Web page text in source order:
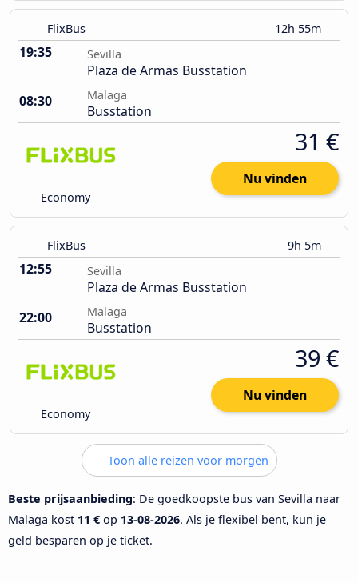
FlixBus 12h 55m
19:35 Sevilla
Plaza de Armas Busstation
08:30
Malaga
Busstation
Economy
31 €
Nu vinden
FlixBus 9h 5m
12:55 Sevilla
Plaza de Armas Busstation
22:00
Malaga
Busstation
Economy
39 €
Nu vinden
Toon alle reizen voor morgen
Beste prijsaanbieding: De goedkoopste bus van Sevilla naar
Malaga kost 11 € op 13-08-2026. Als je flexibel bent, kun je
geld besparen op je ticket.